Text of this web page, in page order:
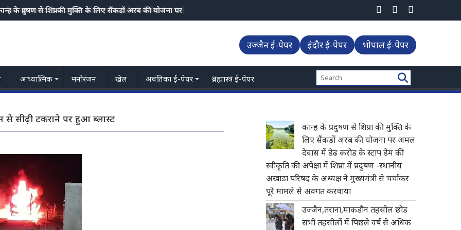
तहसील छोड सभी तहसीलों में पिछले वर्ष से अधिक वर्षा भारी बारिश का अलर्ट के बावजूद उज्जैन में मौसम साफ -प्रदेश में वर्षा का घाटा
उज्जैन ई-पेपर इंदौर ई-पेपर भोपाल ई-पेपर
आध्यात्मिक मनोरंजन खेल अवंतिका ई-पेपर ब्रह्मास्त्र ई-पेपर
से सीढ़ी टकराने पर हुआ ब्लास्ट
कान्ह के प्रदुषण से शिप्रा की मुक्ति के
लिए सैंकडों अरब की योजना पर अमल
देवास में डेढ करोड के स्टाप डेम की
स्वीकृति की अपेक्षा में शिप्रा में प्रदुषण -स्थानीय
अखाडा परिषद के अध्यक्ष ने मुख्यमंत्री से चर्चाकर
पूरे मामले से अवगत करवाया
उज्जैन,तराना,माकडौन तहसील छोड
सभी तहसीलों में पिछले वर्ष से अधिक